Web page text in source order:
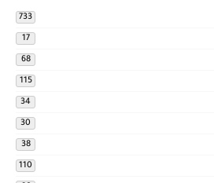
733
17
68
115
34
30
38
110